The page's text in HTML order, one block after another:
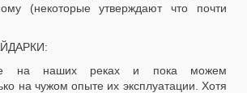
(некоторые утверждают что почти
на наших реках и пока можем
на чужом опыте их эксплуатации. Хотя